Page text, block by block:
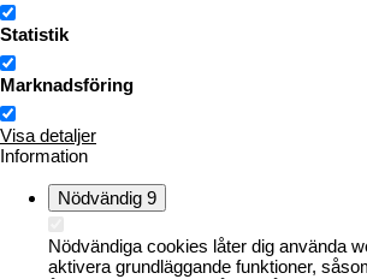
Statistik
Marknadsföring
Visa detaljer
Information
Nödvändig 9
Nödvändiga cookies låter dig använda
aktivera grundläggande funktioner,